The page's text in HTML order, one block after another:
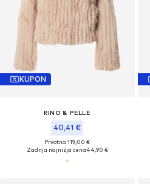
KUPON
RINO & PELLE
40,41 €
Prvotno: 119,00 €
Zadnja najnižja cena44,90 €